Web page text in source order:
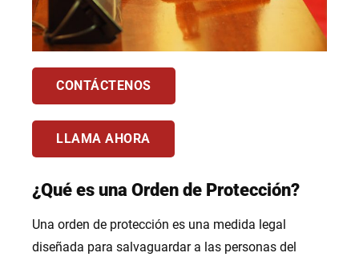
CONTÁCTENOS
LLAMA AHORA
¿Qué es una Orden de Protección?
Una orden de protección es una medida legal
diseñada para salvaguardar a las personas del